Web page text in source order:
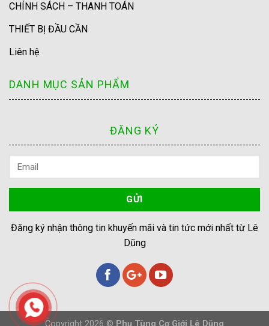
CHÍNH SÁCH – THANH TOÁN
THIẾT BỊ ĐẦU CẦN
Liên hệ
DANH MỤC SẢN PHẨM
ĐĂNG KÝ
Đăng ký nhận thông tin khuyến mãi và tin tức mới nhất từ Lê
Dũng